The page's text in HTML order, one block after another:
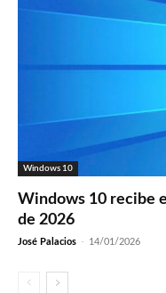
Windows 10
Windows 10 recibe
de 2026
José Palacios - 14/01/2026